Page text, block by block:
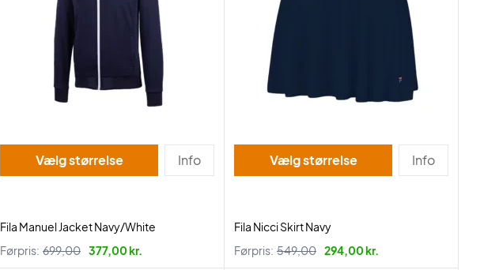
Vælg størrelse Info
Fila Manuel Jacket Navy/White
Førpris: 699,00 377,00 kr.
Vælg størrelse Info
Fila Nicci Skirt Navy
Førpris: 549,00 294,00 kr.